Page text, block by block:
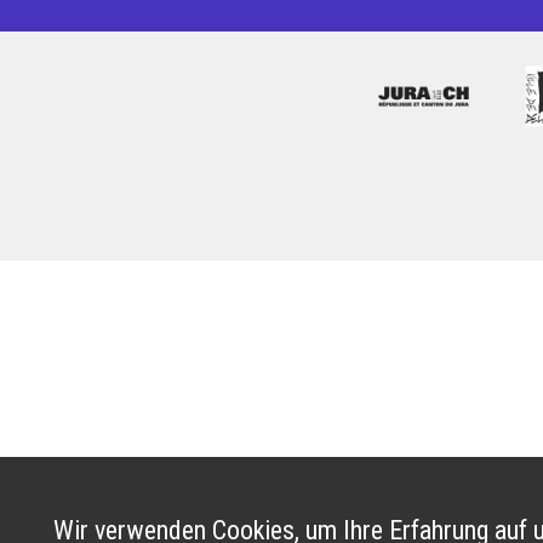
Wir verwenden Cookies, um Ihre Erfahrung